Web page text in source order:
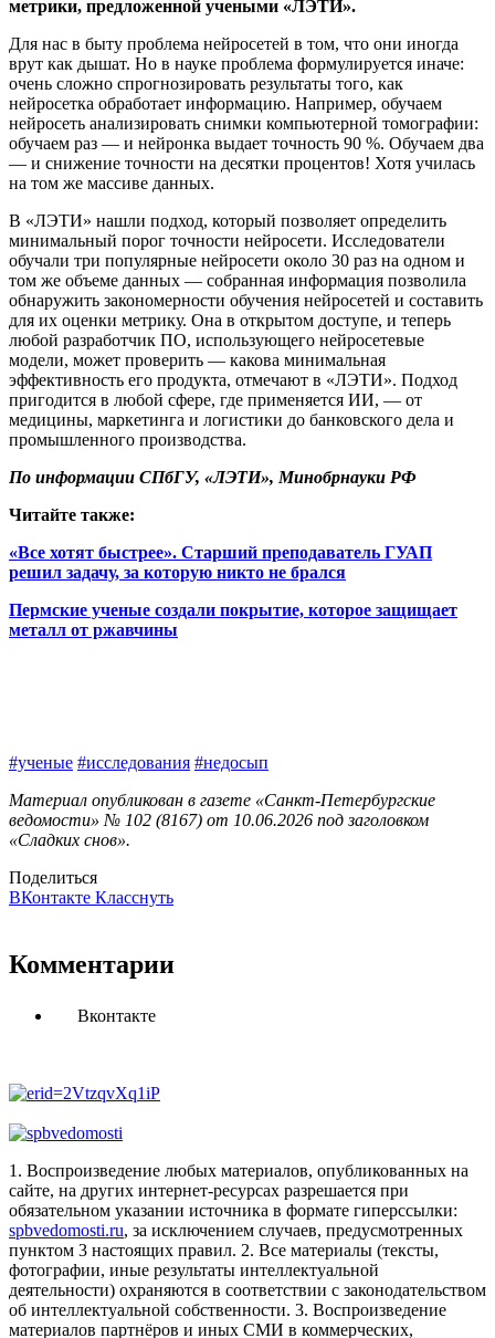
метрики, предложенной учеными «ЛЭТИ».
Для нас в быту проблема нейросетей в том, что они иногда
врут как дышат. Но в науке проблема формулируется иначе:
очень сложно спрогнозировать результаты того, как
нейросетка обработает информацию. Например, обучаем
нейросеть анализировать снимки компьютерной томографии:
обучаем раз — и нейронка выдает точность 90 %. Обучаем два
— и снижение точности на десятки процентов! Хотя училась
на том же массиве данных.
В «ЛЭТИ» нашли подход, который позволяет определить
минимальный порог точности нейросети. Исследователи
обучали три популярные нейросети около 30 раз на одном и
том же объеме данных — собранная информация позволила
обнаружить закономерности обучения нейросетей и составить
для их оценки метрику. Она в открытом доступе, и теперь
любой разработчик ПО, использующего нейросетевые
модели, может проверить — какова минимальная
эффективность его продукта, отмечают в «ЛЭТИ». Подход
пригодится в любой сфере, где применяется ИИ, — от
медицины, маркетинга и логистики до банковского дела и
промышленного производства.
По информации СПбГУ, «ЛЭТИ», Минобрнауки РФ
Читайте также:
«Все хотят быстрее». Старший преподаватель ГУАП
решил задачу, за которую никто не брался
Пермские ученые создали покрытие, которое защищает
металл от ржавчины
#ученые #исследования #недосып
Материал опубликован в газете «Санкт-Петербургские
ведомости» № 102 (8167) от 10.06.2026 под заголовком
«Сладких снов».
Поделиться
ВКонтакте Класснуть
Комментарии
Вконтакте
1. Воспроизведение любых материалов, опубликованных на
сайте, на других интернет-ресурсах разрешается при
обязательном указании источника в формате гиперссылки:
spbvedomosti.ru, за исключением случаев, предусмотренных
пунктом 3 настоящих правил. 2. Все материалы (тексты,
фотографии, иные результаты интеллектуальной
деятельности) охраняются в соответствии с законодательством
об интеллектуальной собственности. 3. Воспроизведение
материалов партнёров и иных СМИ в коммерческих,